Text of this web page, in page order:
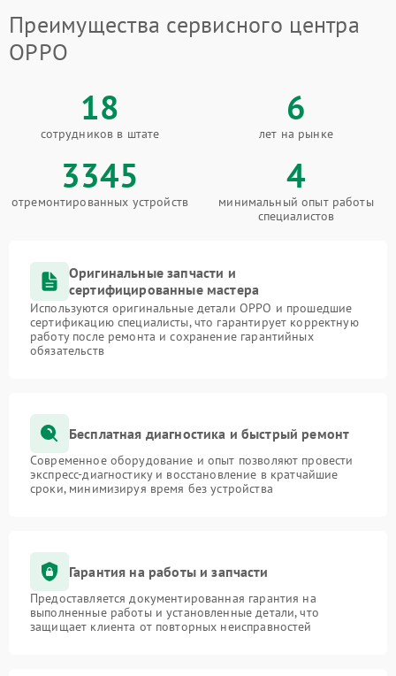
Преимущества сервисного центра
OPPO
18
сотрудников в штате
6
лет на рынке
3345
отремонтированных устройств
4
минимальный опыт работы
специалистов
Оригинальные запчасти и
сертифицированные мастера
Используются оригинальные детали OPPO и прошедшие
сертификацию специалисты, что гарантирует корректную
работу после ремонта и сохранение гарантийных
обязательств
Бесплатная диагностика и быстрый ремонт
Современное оборудование и опыт позволяют провести
экспресс-диагностику и восстановление в кратчайшие
сроки, минимизируя время без устройства
Гарантия на работы и запчасти
Предоставляется документированная гарантия на
выполненные работы и установленные детали, что
защищает клиента от повторных неисправностей